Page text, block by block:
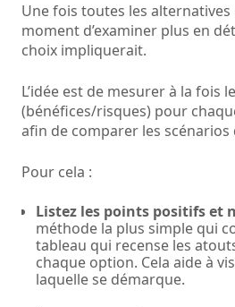
Une fois toutes les alternatives
moment d’examiner plus en
choix impliquerait.
L’idée est de mesurer à la fois
(bénéfices/risques) pour
afin de comparer les
Pour cela :
Listez les points positifs et
méthode la plus simple qui
tableau qui recense les
chaque option. Cela aide à
laquelle se démarque.